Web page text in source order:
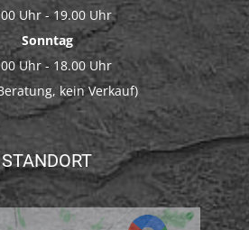
Uhr - 19.00 Uhr
Sonntag
Uhr - 18.00 Uhr
kein Verkauf)
STANDORT